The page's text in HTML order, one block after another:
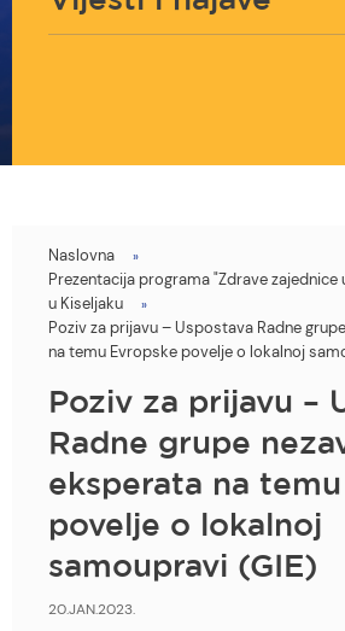
You
are
here
Naslovna
Prezentacija programa "Zdrave zajednice
u Kiseljaku
Poziv za prijavu – Uspostava Radne
na temu Evropske povelje o lokalnoj
Poziv za prijavu –
Radne grupe
eksperata na
povelje o lokalnoj
samoupravi (GIE)
20.JAN.2023.